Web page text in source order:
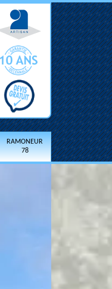
RAMONEUR
78